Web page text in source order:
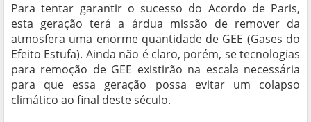
Para tentar garantir o sucesso do Acordo de Paris,
esta geração terá a árdua missão de remover da
atmosfera uma enorme quantidade de GEE (Gases do
Efeito Estufa). Ainda não é claro, porém, se tecnologias
para remoção de GEE existirão na escala necessária
para que essa geração possa evitar um colapso
climático ao final deste século.